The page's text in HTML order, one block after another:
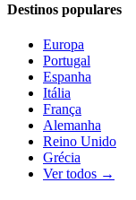
Destinos populares
Europa
Portugal
Espanha
Itália
França
Alemanha
Reino Unido
Grécia
Ver todos →